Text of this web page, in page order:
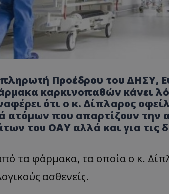
Προέδρου του ΔΗΣΥ,
καρκινοπαθών κάνει
ότι ο κ. Δίπλαρος
ατόμων που απαρτίζουν την
του ΟΑΥ αλλά και για τις
τα φάρμακα, τα οποία ο κ.
ασθενείς.